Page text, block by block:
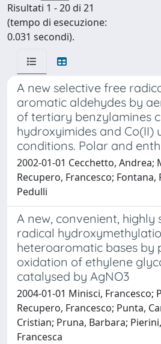
Risultati 1 - 20 di 21
(tempo di esecuzione:
0.031 secondi).
A new selective free
aromatic aldehydes by
of tertiary benzylamines
hydroxyimides and Co(II)
conditions. Polar and
2002-01-01 Cecchetto, Andrea;
Recupero, Francesco; Fontana,
Pedulli
A new, convenient, highly
radical
heteroaromatic bases by
oxidation of ethylene
catalysed by AgNO3
2004-01-01 Minisci, Francesco;
Recupero, Francesco; Punta,
Cristian; Pruna, Barbara;
Francesca